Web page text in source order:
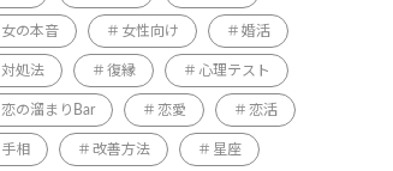
女の本音 女性向け 婚活
対処法 復縁 心理テスト
恋の溜まりBar 恋愛 恋活
手相 改善方法 星座